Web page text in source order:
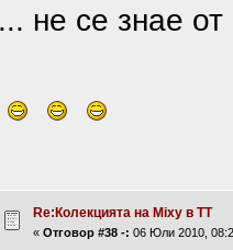
... не се знае
Re:Колекцията на Mixy в ТТ
«Отговор #38 -: 06 Юли 2010,